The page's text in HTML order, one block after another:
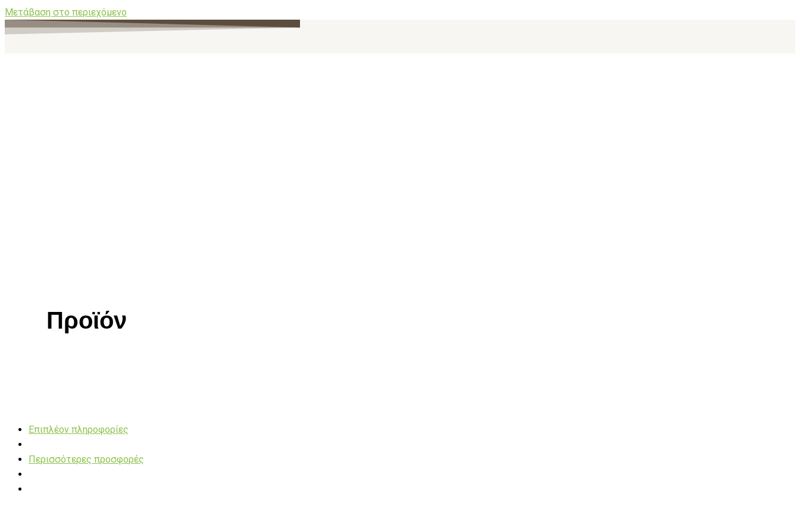
Μετάβαση στο περιεχόμενο
Προϊόν
Επιπλέον πληροφορίες
Περισσότερες προσφορές